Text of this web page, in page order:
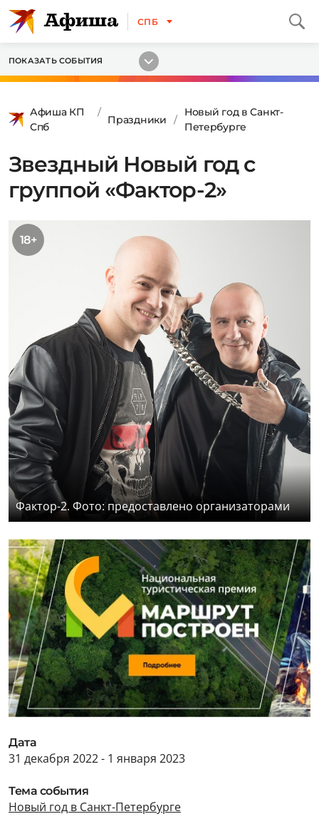
СПБ
ПОКАЗАТЬ СОБЫТИЯ
Афиша КП
Спб
Праздники
Новый год в Санкт-
Петербурге
Звездный Новый год с
группой «Фактор-2»
18+
Фактор-2. Фото: предоставлено организаторами
Дата
31 декабря 2022 - 1 января 2023
Тема события
Новый год в Санкт-Петербурге